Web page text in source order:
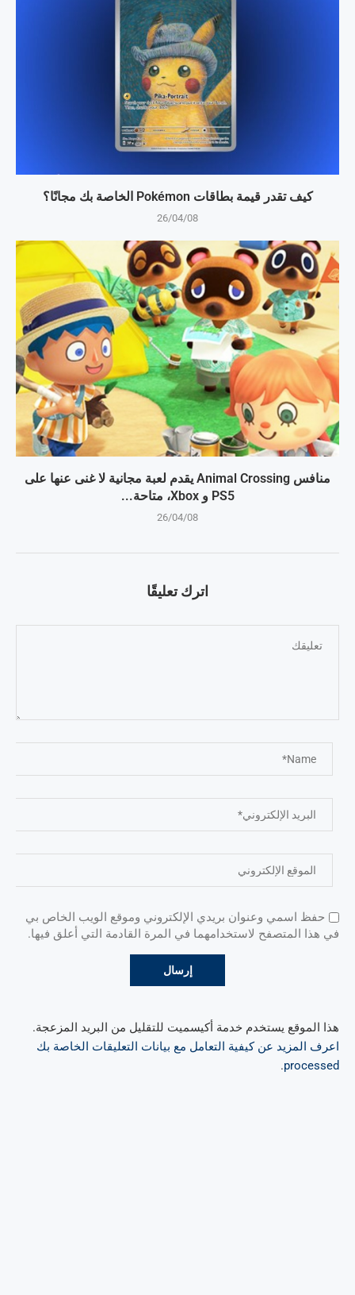
كيف تقدر قيمة بطاقات Pokémon الخاصة بك مجانًا؟
26/04/08
منافس Animal Crossing يقدم لعبة مجانية لا غنى عنها على
PS5 و Xbox، متاحة...
26/04/08
اترك تعليقًا
حفظ اسمي وعنوان بريدي الإلكتروني وموقع الويب الخاص بي
في هذا المتصفح لاستخدامهما في المرة القادمة التي أعلق فيها.
هذا الموقع يستخدم خدمة أكيسميت للتقليل من البريد المزعجة.
اعرف المزيد عن كيفية التعامل مع بيانات التعليقات الخاصة بك
processed
.